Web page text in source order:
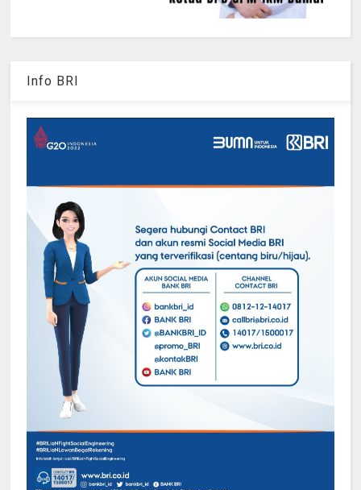
Info BRI